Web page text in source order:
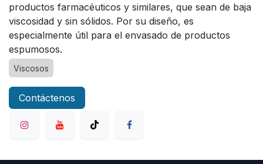
productos farmacéuticos y similares, que sean de baja
viscosidad y sin sólidos. Por su diseño, es
especialmente útil para el envasado de productos
espumosos.
Viscosos
Contáctenos